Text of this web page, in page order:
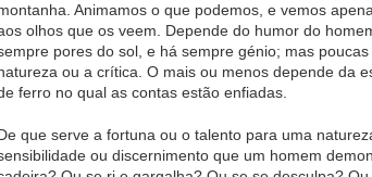
Animamos o que podemos, e vemos
olhos que os veem. Depende do humor do
pores do sol, e há sempre génio; mas
ou a crítica. O mais ou menos depende da
ferro no qual as contas estão enfiadas.
que serve a fortuna ou o talento para uma
ou discernimento que um homem